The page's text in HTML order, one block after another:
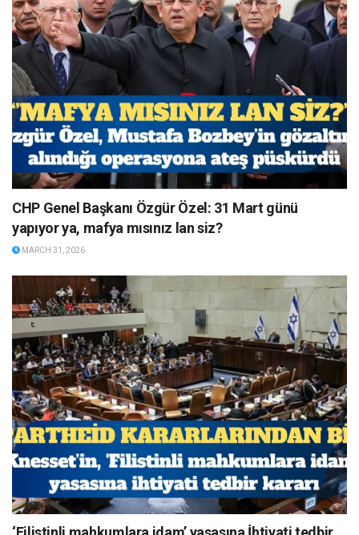
CHP Genel Başkanı Özgür Özel: 31 Mart günü
yapıyor ya, mafya mısınız lan siz?
MARCH 31, 2026